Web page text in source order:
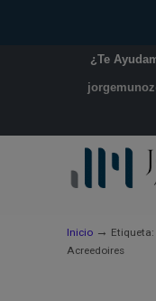
¿Te
Inicio →
Acreedoires